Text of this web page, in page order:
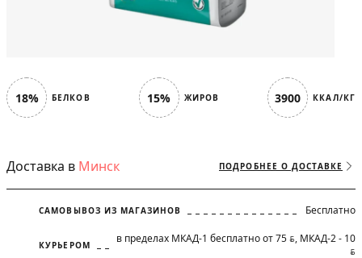
18% БЕЛКОВ 15% ЖИРОВ 3900 ККАЛ/КГ
Доставка в Минск ПОДРОБНЕЕ О ДОСТАВКЕ
САМОВЫВОЗ ИЗ МАГАЗИНОВ Бесплатно
КУРЬЕРОМ в пределах МКАД-1 бесплатно от 75 BYN, МКАД-2 - 10
BYN